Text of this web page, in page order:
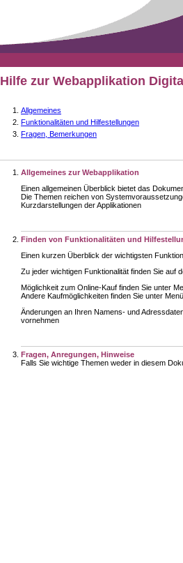
Hilfe zur Webapplikation
Allgemeines
Funktionalitäten und Hilfestellungen
Fragen, Bemerkungen
Allgemeines zur Webapplikation
Einen allgemeinen Überblick bietet das
Die Themen reichen von
Kurzdarstellungen der Applikationen
Finden von Funktionalitäten und
Einen kurzen Überblick der wichtigsten
Zu jeder wichtigen Funktionalität finden Sie auf
Möglichkeit zum Online-Kauf finden Sie unter
Andere Kaufmöglichkeiten finden Sie unter
Änderungen an Ihren Namens- und
vornehmen
Fragen, Anregungen, Hinweise
Falls Sie wichtige Themen weder in diesem